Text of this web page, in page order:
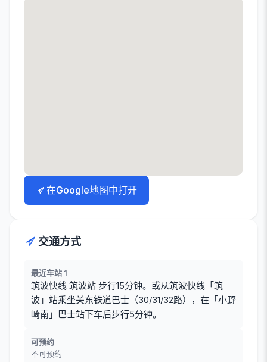
在Google地图中打开
交通方式
最近车站 1
筑波快线 筑波站 步行15分钟。或从筑波快线「筑
波」站乘坐关东铁道巴士（30/31/32路），在「小野
崎南」巴士站下车后步行5分钟。
可预约
不可预约